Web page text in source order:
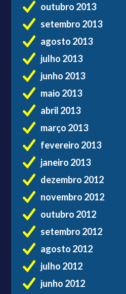
outubro 2013
setembro 2013
agosto 2013
julho 2013
junho 2013
maio 2013
abril 2013
março 2013
fevereiro 2013
janeiro 2013
dezembro 2012
novembro 2012
outubro 2012
setembro 2012
agosto 2012
julho 2012
junho 2012